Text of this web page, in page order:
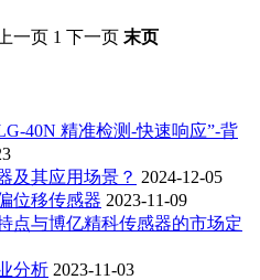
上一页 1 下一页 末页
40N 精准检测-快速响应”-背
及其应用场景？ 2024-12-05
位移传感器 2023-11-09
点与博亿精科传感器的市场定
分析 2023-11-03